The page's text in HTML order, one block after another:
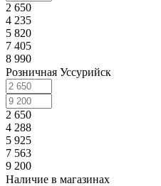
2 650
4 235
5 820
7 405
8 990
Розничная Уссурийск
2 650
4 288
5 925
7 563
9 200
Наличие в магазинах